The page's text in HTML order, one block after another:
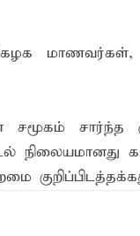
மாணவர்கள்,
சார்ந்த